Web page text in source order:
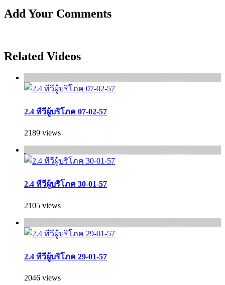
Add Your Comments
Related Videos
2.4 ทีวีผู้บริโภค 07-02-57
2189 views
2.4 ทีวีผู้บริโภค 30-01-57
2105 views
2.4 ทีวีผู้บริโภค 29-01-57
2046 views